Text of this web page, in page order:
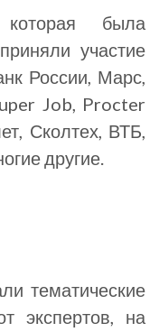
была
участие
России, Марс,
Job, Procter
Сколтех, ВТБ,
другие.
тематические
экспертов, на